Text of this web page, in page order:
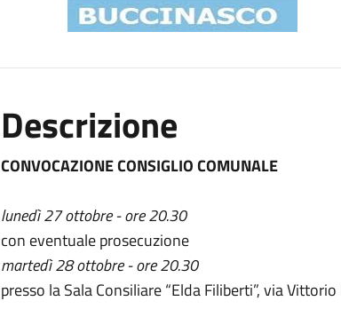
Descrizione
CONVOCAZIONE CONSIGLIO COMUNALE
lunedì 27 ottobre - ore 20.30
con eventuale prosecuzione
martedì 28 ottobre - ore 20.30
presso la Sala Consiliare “Elda Filiberti”, via